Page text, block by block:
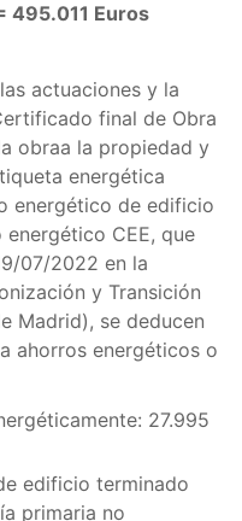
495.011 Euros
actuaciones y la
final de Obra
obraa la propiedad y
energética
energético de edificio
CEE, que
07/2022 en la
y Transición
Madrid), se deducen
ahorros energéticos o
27.995
edificio terminado
primaria no